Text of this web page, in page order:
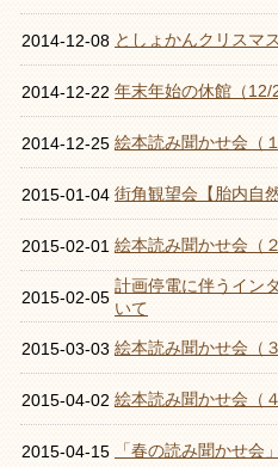
2014-12-08 としょかんクリスマ
2014-12-22 年末年始の休館（12/
2014-12-25 絵本読み聞かせ会（
2015-01-04 街角観望会【胎内自
2015-02-01 絵本読み聞かせ会（
2015-02-05
計画停電に伴うイン
いて
2015-03-03 絵本読み聞かせ会（
2015-04-02 絵本読み聞かせ会（
2015-04-15 「春の読み聞かせ会